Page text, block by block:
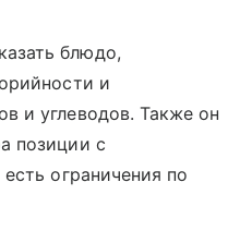
блюдо,
и
и углеводов. Также он
позиции с
ограничения по